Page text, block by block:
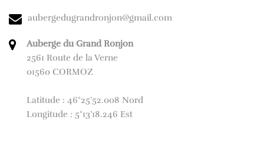
aubergedugrandronjon@gmail.com
Auberge du Grand Ronjon
2561 Route de la Verne
01560 CORMOZ
Latitude : 46°25’52.008 Nord
Longitude : 5°13’18.246 Est